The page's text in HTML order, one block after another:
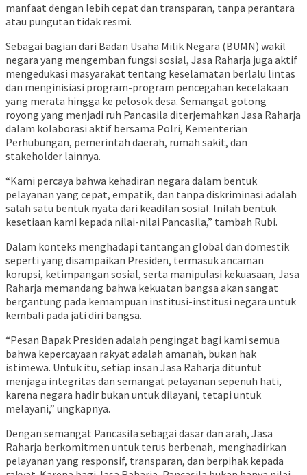
manfaat dengan lebih cepat dan transparan, tanpa perantara
atau pungutan tidak resmi.
Sebagai bagian dari Badan Usaha Milik Negara (BUMN) wakil
negara yang mengemban fungsi sosial, Jasa Raharja juga aktif
mengedukasi masyarakat tentang keselamatan berlalu lintas
dan menginisiasi program-program pencegahan kecelakaan
yang merata hingga ke pelosok desa. Semangat gotong
royong yang menjadi ruh Pancasila diterjemahkan Jasa Raharja
dalam kolaborasi aktif bersama Polri, Kementerian
Perhubungan, pemerintah daerah, rumah sakit, dan
stakeholder lainnya.
“Kami percaya bahwa kehadiran negara dalam bentuk
pelayanan yang cepat, empatik, dan tanpa diskriminasi adalah
salah satu bentuk nyata dari keadilan sosial. Inilah bentuk
kesetiaan kami kepada nilai-nilai Pancasila,” tambah Rubi.
Dalam konteks menghadapi tantangan global dan domestik
seperti yang disampaikan Presiden, termasuk ancaman
korupsi, ketimpangan sosial, serta manipulasi kekuasaan, Jasa
Raharja memandang bahwa kekuatan bangsa akan sangat
bergantung pada kemampuan institusi-institusi negara untuk
kembali pada jati diri bangsa.
“Pesan Bapak Presiden adalah pengingat bagi kami semua
bahwa kepercayaan rakyat adalah amanah, bukan hak
istimewa. Untuk itu, setiap insan Jasa Raharja dituntut
menjaga integritas dan semangat pelayanan sepenuh hati,
karena negara hadir bukan untuk dilayani, tetapi untuk
melayani,” ungkapnya.
Dengan semangat Pancasila sebagai dasar dan arah, Jasa
Raharja berkomitmen untuk terus berbenah, menghadirkan
pelayanan yang responsif, transparan, dan berpihak kepada